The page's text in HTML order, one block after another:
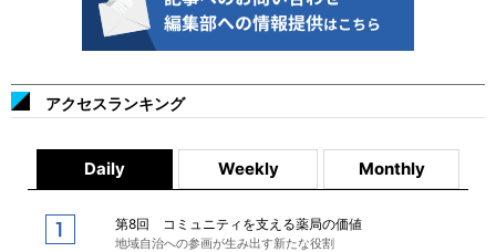
アクセスランキング
Daily Weekly Monthly
第8回 コミュニティを支える薬局の価値
地域自治への参画が生み出す新たな役割